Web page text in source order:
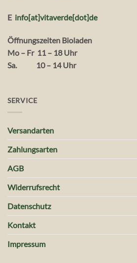
E info[at]vitaverde[dot]de
Öffnungszeiten Bioladen
Mo – Fr 11 – 18 Uhr
Sa. 10 – 14 Uhr
SERVICE
Versandarten
Zahlungsarten
AGB
Widerrufsrecht
Datenschutz
Kontakt
Impressum